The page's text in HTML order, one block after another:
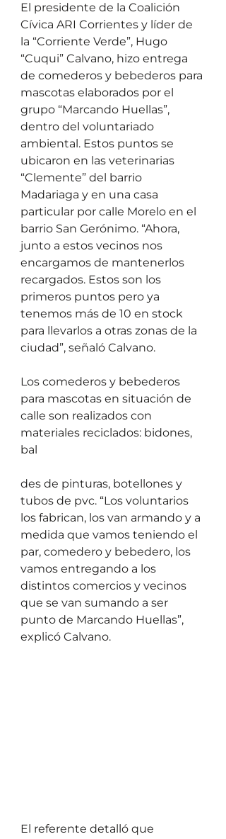
El presidente de la Coalición
Cívica ARI Corrientes y líder de
la “Corriente Verde”, Hugo
“Cuqui” Calvano, hizo entrega
de comederos y bebederos para
mascotas elaborados por el
grupo “Marcando Huellas”,
dentro del voluntariado
ambiental. Estos puntos se
ubicaron en las veterinarias
“Clemente” del barrio
Madariaga y en una casa
particular por calle Morelo en el
barrio San Gerónimo. “Ahora,
junto a estos vecinos nos
encargamos de mantenerlos
recargados. Estos son los
primeros puntos pero ya
tenemos más de 10 en stock
para llevarlos a otras zonas de la
ciudad”, señaló Calvano.
Los comederos y bebederos
para mascotas en situación de
calle son realizados con
materiales reciclados: bidones,
bal
des de pinturas, botellones y
tubos de pvc. “Los voluntarios
los fabrican, los van armando y a
medida que vamos teniendo el
par, comedero y bebedero, los
vamos entregando a los
distintos comercios y vecinos
que se van sumando a ser
punto de Marcando Huellas”,
explicó Calvano.
El referente detalló que